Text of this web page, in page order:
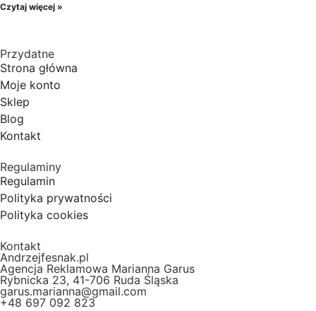
Czytaj więcej »
Przydatne
Strona główna
Moje konto
Sklep
Blog
Kontakt
Regulaminy
Regulamin
Polityka prywatności
Polityka cookies
Kontakt
Andrzejfesnak.pl
Agencja Reklamowa Marianna Garus
Rybnicka 23, 41-706 Ruda Śląska
garus.marianna@gmail.com
+48 697 092 823